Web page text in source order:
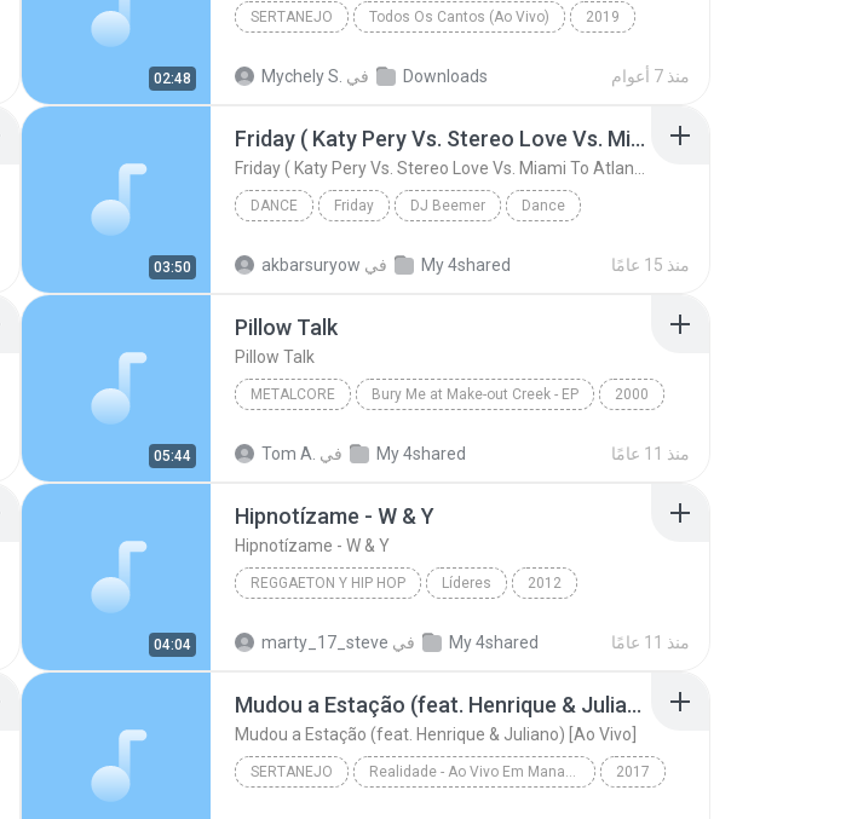
02:48
SERTANEJO Todos Os Cantos (Ao Vivo) 2019
Mychely S. في Downloads منذ 7 أعوام
03:50
Friday ( Katy Pery Vs. Stereo Love Vs. Miami To Atlanta)
DANCE Friday DJ Beemer Dance
akbarsuryow في My 4shared منذ 15 عامًا
05:44
Pillow Talk
Pillow Talk
METALCORE Bury Me at Make-out Creek - EP 2000
Tom A. في My 4shared منذ 11 عامًا
04:04
Hipnotízame - W & Y
Hipnotízame - W & Y
REGGAETON Y HIP HOP Líderes 2012
marty_17_steve في My 4shared منذ 11 عامًا
Mudou a Estação (feat. Henrique & Juliano) [Ao Vivo]
Mudou a Estação (feat. Henrique & Juliano) [Ao Vivo]
SERTANEJO Realidade - Ao Vivo Em Manaus 2017